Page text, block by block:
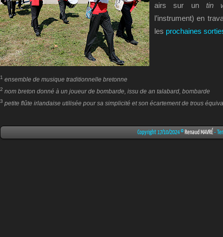
airs sur un tin
l’instrument) en
les prochaines
1 ensemble de musique traditionnelle bretonne
2 nom breton donné à un joueur de bombarde, issu de an talabard, bombarde
3 petite flûte irlandaise utilisée pour sa simplicité et son écartement de trous
Copyright 17/10/2024 ©Renaud MAVRÉ-